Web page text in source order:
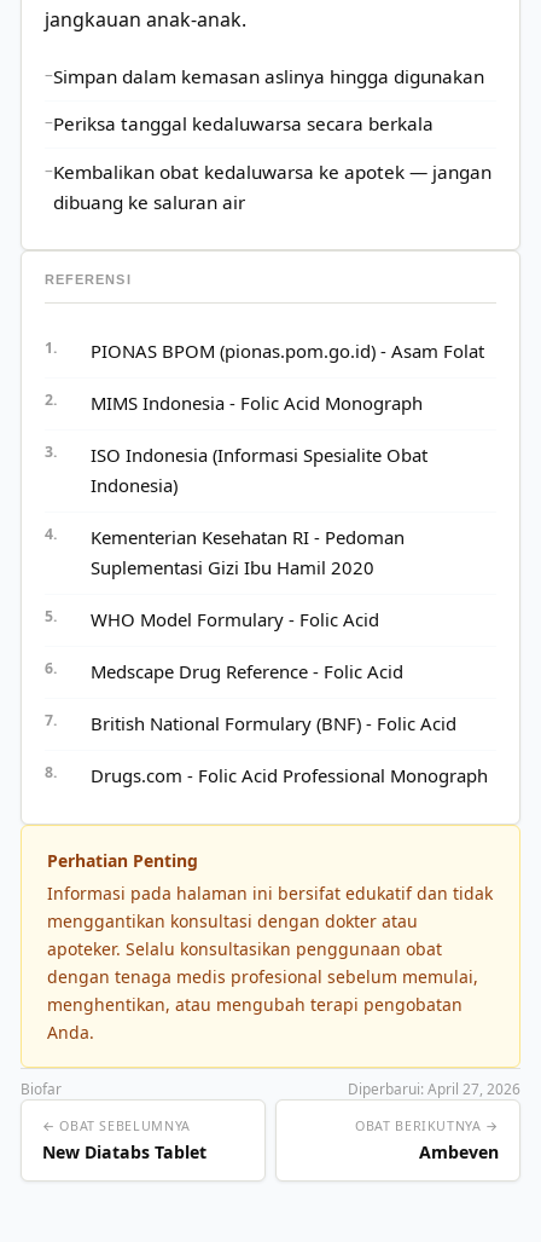
jangkauan anak-anak.
Simpan dalam kemasan aslinya hingga digunakan
Periksa tanggal kedaluwarsa secara berkala
Kembalikan obat kedaluwarsa ke apotek — jangan
dibuang ke saluran air
REFERENSI
PIONAS BPOM (pionas.pom.go.id) - Asam Folat
MIMS Indonesia - Folic Acid Monograph
ISO Indonesia (Informasi Spesialite Obat
Indonesia)
Kementerian Kesehatan RI - Pedoman
Suplementasi Gizi Ibu Hamil 2020
WHO Model Formulary - Folic Acid
Medscape Drug Reference - Folic Acid
British National Formulary (BNF) - Folic Acid
Drugs.com - Folic Acid Professional Monograph
Perhatian Penting
Informasi pada halaman ini bersifat edukatif dan tidak
menggantikan konsultasi dengan dokter atau
apoteker. Selalu konsultasikan penggunaan obat
dengan tenaga medis profesional sebelum memulai,
menghentikan, atau mengubah terapi pengobatan
Anda.
Biofar Diperbarui: April 27, 2026
← OBAT SEBELUMNYA
New Diatabs Tablet
OBAT BERIKUTNYA →
Ambeven